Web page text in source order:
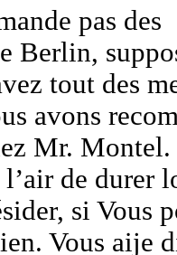
pas des
Berlin,
tout des
avons
Mr.
l’air de durer
si Vous
Vous aije